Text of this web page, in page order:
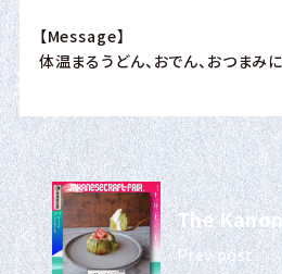
【Message】
体温まるうどん、おでん、おつまみ
The
Prev post